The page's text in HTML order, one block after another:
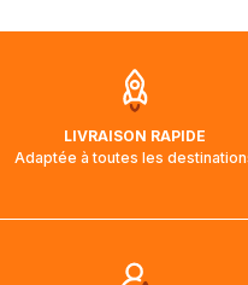
aura touché terre.
LIVRAISON RAPIDE
Adaptée à toutes les